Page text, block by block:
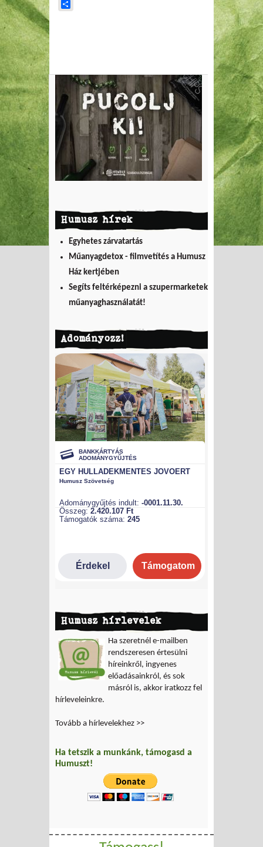
Humusz hírek
Egyhetes zárvatartás
Műanyagdetox - filmvetítés a Humusz
Ház kertjében
Segíts feltérképezni a szupermarketek
műanyaghasználatát!
Adományozz!
Humusz hírlevelek
Ha szeretnél e-mailben
rendszeresen értesülni
híreinkről, ingyenes
előadásainkról, és sok
másról is, akkor iratkozz fel
hírleveleinkre.
Tovább a hírlevelekhez >>
Ha tetszik a munkánk, támogasd a
Humuszt!